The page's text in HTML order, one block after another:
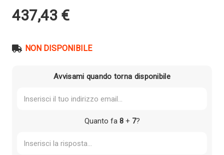
437,43 €
NON DISPONIBILE
Avvisami quando torna disponibile
Quanto fa 8+ 7?